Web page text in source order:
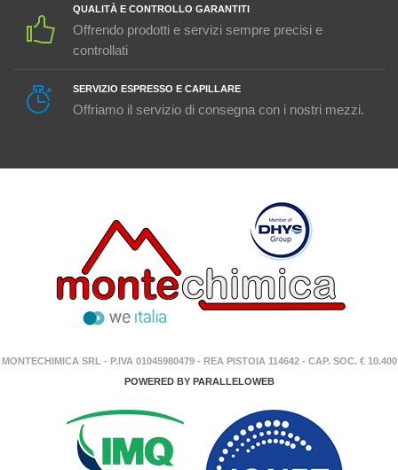
QUALITÀ E CONTROLLO GARANTITI
Offrendo prodotti e servizi sempre precisi e
controllati
SERVIZIO ESPRESSO E CAPILLARE
Offriamo il servizio di consegna con i nostri mezzi.
MONTECHIMICA SRL - P.IVA 01045980479 - REA PISTOIA 114642 - CAP. SOC. € 10.400
POWERED BY PARALLELOWEB